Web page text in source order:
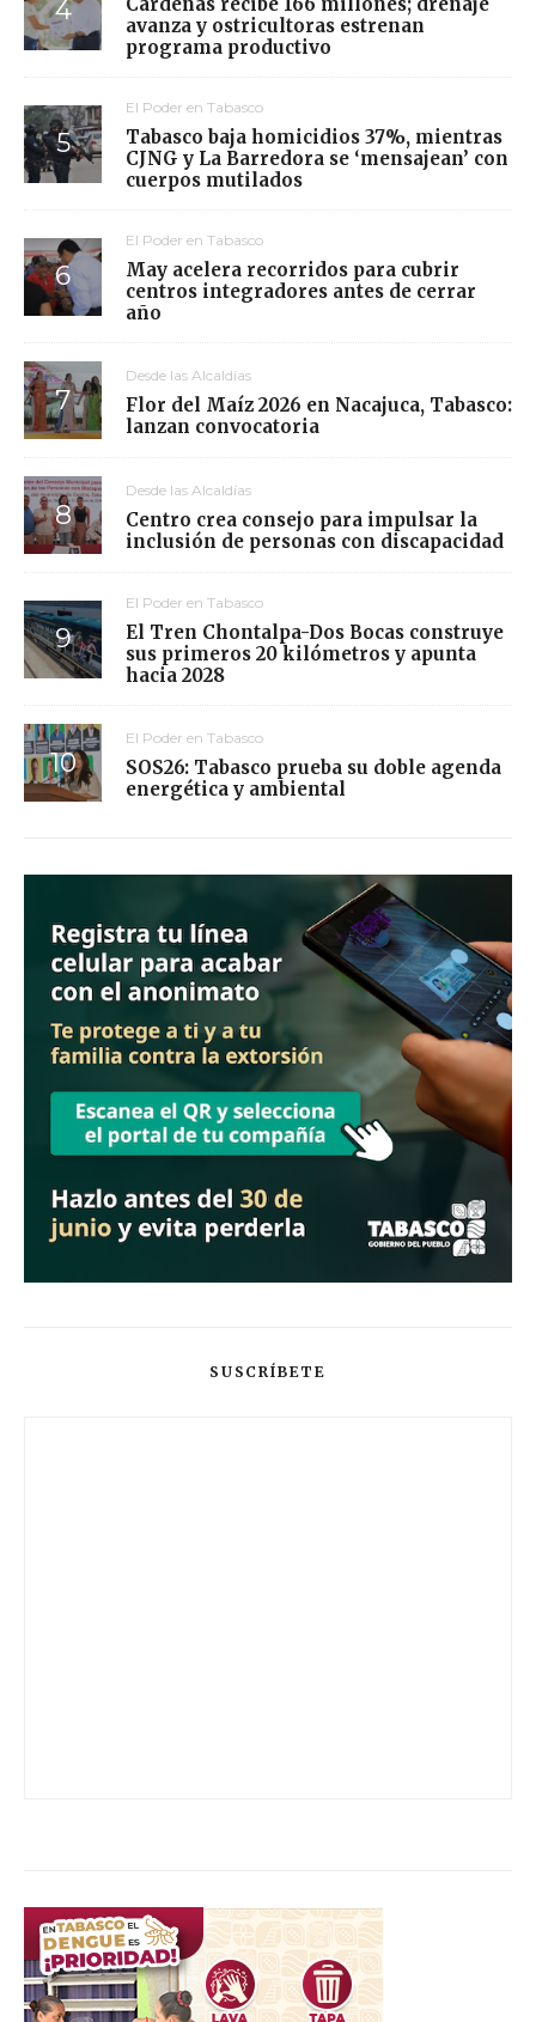
avanza y ostricultoras estrenan
programa productivo
El Poder en Tabasco
Tabasco baja homicidios 37%, mientras
CJNG y La Barredora se ‘mensajean’ con
cuerpos mutilados
El Poder en Tabasco
May acelera recorridos para cubrir
centros integradores antes de cerrar
año
Desde las Alcaldías
Flor del Maíz 2026 en Nacajuca, Tabasco:
lanzan convocatoria
Desde las Alcaldías
Centro crea consejo para impulsar la
inclusión de personas con discapacidad
El Poder en Tabasco
El Tren Chontalpa-Dos Bocas construye
sus primeros 20 kilómetros y apunta
hacia 2028
El Poder en Tabasco
SOS26: Tabasco prueba su doble agenda
energética y ambiental
SUSCRÍBETE